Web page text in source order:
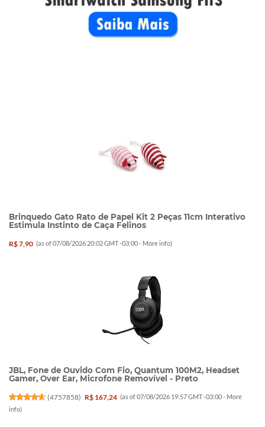
Brinquedo Gato Rato de Papel Kit 2 Peças 11cm Interativo
Estimula Instinto de Caça Felinos
R$ 7,90 (as of 07/08/2026 20:02 GMT -03:00 - More info)
JBL, Fone de Ouvido Com Fio, Quantum 100M2, Headset
Gamer, Over Ear, Microfone Removível - Preto
(4757858) R$ 167,24 (as of 07/08/2026 19:57 GMT -03:00 - More
info)